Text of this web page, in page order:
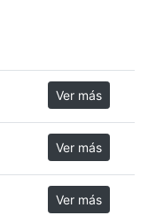
Ver más
Ver más
Ver más